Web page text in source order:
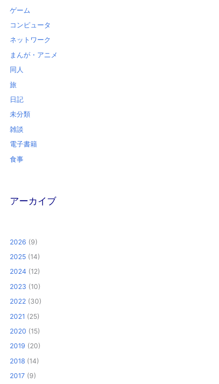
ゲーム
コンピュータ
ネットワーク
まんが・アニメ
同人
旅
日記
未分類
雑談
電子書籍
食事
アーカイブ
2026 (9)
2025 (14)
2024 (12)
2023 (10)
2022 (30)
2021 (25)
2020 (15)
2019 (20)
2018 (14)
2017 (9)